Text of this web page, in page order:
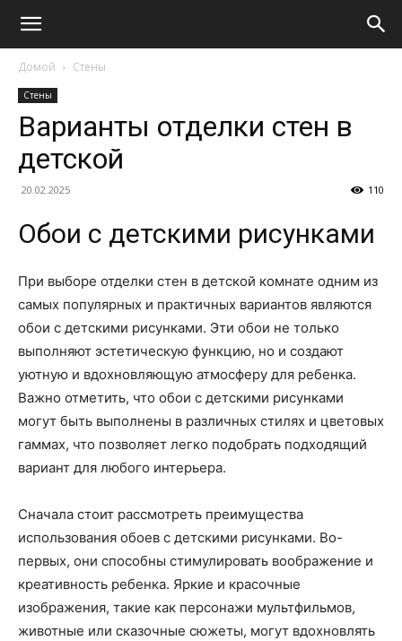
Домой Стены
Стены
Варианты отделки стен в
детской
20.02.2025 110
Обои с детскими рисунками
При выборе отделки стен в детской комнате одним из
самых популярных и практичных вариантов являются
обои с детскими рисунками. Эти обои не только
выполняют эстетическую функцию, но и создают
уютную и вдохновляющую атмосферу для ребенка.
Важно отметить, что обои с детскими рисунками
могут быть выполнены в различных стилях и цветовых
гаммах, что позволяет легко подобрать подходящий
вариант для любого интерьера.
Сначала стоит рассмотреть преимущества
использования обоев с детскими рисунками. Во-
первых, они способны стимулировать воображение и
креативность ребенка. Яркие и красочные
изображения, такие как персонажи мультфильмов,
животные или сказочные сюжеты, могут вдохновлять